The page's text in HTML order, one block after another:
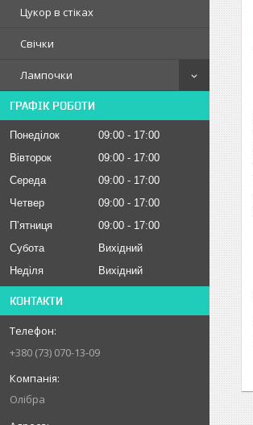
Цукор в стіках
Свічки
Лампочки
ГРАФІК РОБОТИ
Понеділок 09:00
17:00
Вівторок
09:00
17:00
Середа
09:00
17:00
Четвер
09:00
17:00
Пʼятниця
09:00
17:00
Субота
Вихідний
Неділя
Вихідний
КОНТАКТИ
+380 (73) 070-13-09
Олібра